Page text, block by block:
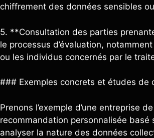
chiffrement des données sensibles
5. **Consultation des parties
le processus d’évaluation,
ou les individus concernés par le
### Exemples concrets et études de
Prenons l’exemple d’une entreprise
recommandation personnalisée basé
analyser la nature des données